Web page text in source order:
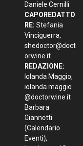
Daniele Cernilli
CAPOREDATTO
RE: Stefania
Vinciguerra,
shedoctor@doct
orwine.it
REDAZIONE:
Iolanda Maggio,
iolanda.maggio
@doctorwine.it
Barbara
Giannotti
(Calendario
Eventi),